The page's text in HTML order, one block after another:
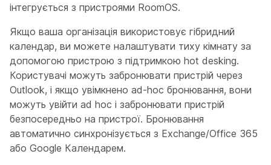
інтегрується з пристроями RoomOS.
Якщо ваша організація використовує гібридний
календар, ви можете налаштувати тиху кімнату за
допомогою пристрою з підтримкою hot desking.
Користувачі можуть забронювати пристрій через
Outlook, і якщо увімкнено ad-hoc бронювання, вони
можуть увійти ad hoc і забронювати пристрій
безпосередньо на пристрої. Бронювання
автоматично синхронізується з Exchange/Office 365
або Google Календарем.